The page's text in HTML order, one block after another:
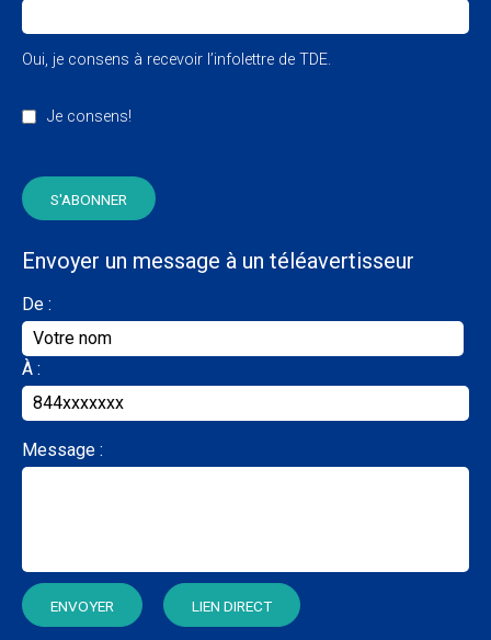
Oui, je consens à recevoir l’infolettre de TDE.
Je consens!
Envoyer un message à un téléavertisseur
De :
À :
Message :